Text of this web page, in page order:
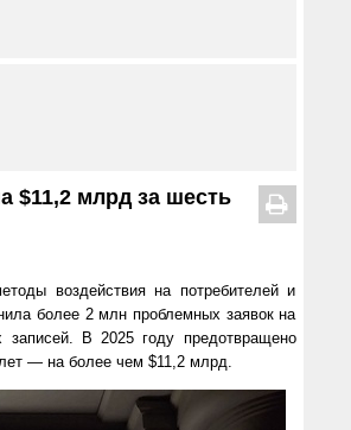
$11,2 млрд за шесть
воздействия на потребителей и
более 2 млн проблемных заявок на
записей. В 2025 году предотвращено
— на более чем $11,2 млрд.